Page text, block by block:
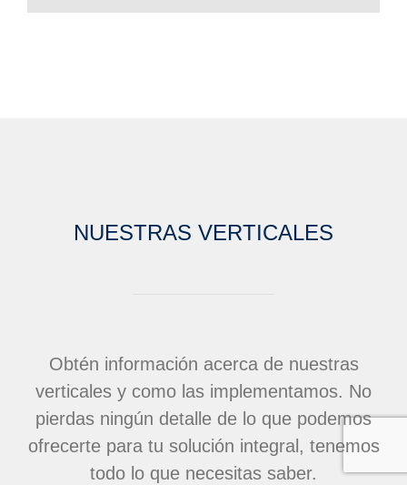
NUESTRAS VERTICALES
Obtén información acerca de nuestras
verticales y como las implementamos. No
pierdas ningún detalle de lo que podemos
ofrecerte para tu solución integral, tenemos
todo lo que necesitas saber.